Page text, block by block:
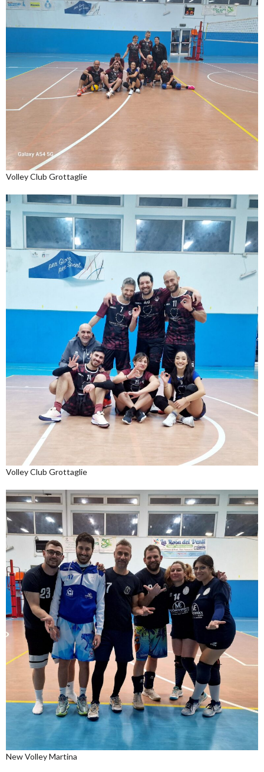
Volley Club Grottaglie
Volley Club Grottaglie
New Volley Martina